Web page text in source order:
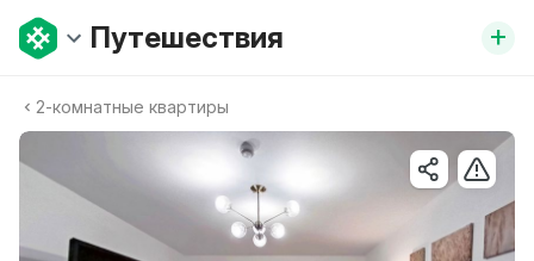
Путешествия +
2-комнатные квартиры